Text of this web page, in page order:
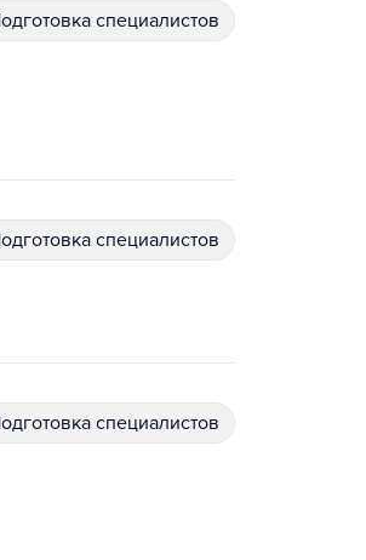
подготовка специалистов
подготовка специалистов
подготовка специалистов